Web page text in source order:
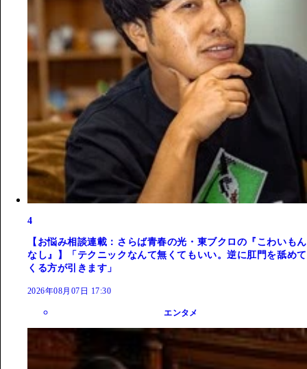
4
【お悩み相談連載：さらば青春の光・東ブクロの『こわいもん
なし』】「テクニックなんて無くてもいい。逆に肛門を舐めて
くる方が引きます」
2026年08月07日 17:30
エンタメ